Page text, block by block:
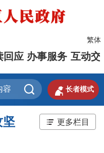
繁体
回应 办事服务 互动交
  长者模式
坚 更多栏目